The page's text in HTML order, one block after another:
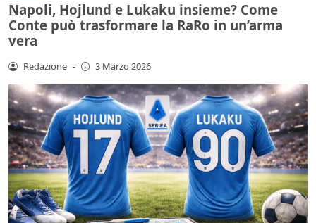
Napoli, Hojlund e Lukaku insieme? Come
Conte può trasformare la RaRo in un’arma
vera
Redazione - 3 Marzo 2026